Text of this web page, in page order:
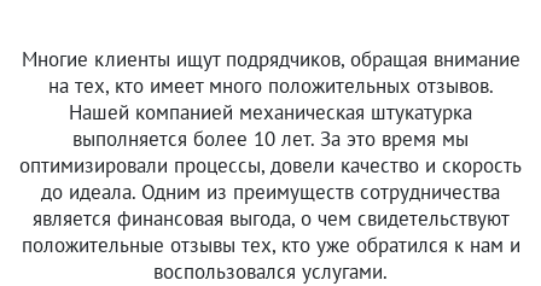
Многие клиенты ищут подрядчиков, обращая внимание
на тех, кто имеет много положительных отзывов.
Нашей компанией механическая штукатурка
выполняется более 10 лет. За это время мы
оптимизировали процессы, довели качество и скорость
до идеала. Одним из преимуществ сотрудничества
является финансовая выгода, о чем свидетельствуют
положительные отзывы тех, кто уже обратился к нам и
воспользовался услугами.